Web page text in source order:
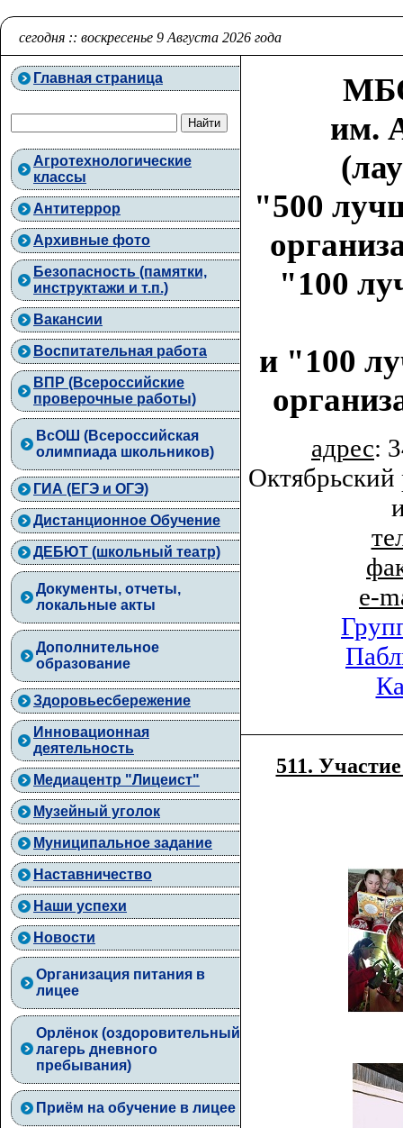
сегодня :: воскресенье 9 Августа 2026 года
Главная страница
Агротехнологические
классы
Антитеррор
Архивные фото
Безопасность (памятки,
инструктажи и т.п.)
Вакансии
Воспитательная работа
ВПР (Всероссийские
проверочные работы)
ВcОШ (Всероссийская
олимпиада школьников)
ГИА (ЕГЭ и ОГЭ)
Дистанционное Обучение
ДЕБЮТ (школьный театр)
Документы, отчеты,
локальные акты
Дополнительное
образование
Здоровьесбережение
Инновационная
деятельность
Медиацентр "Лицеист"
Музейный уголок
Муниципальное задание
Наставничество
Наши успехи
Новости
Организация питания в
лицее
Орлёнок (оздоровительный
лагерь дневного
пребывания)
Приём на обучение в лицее
им.
"500
"100
и "100
адрес:
e-
511.